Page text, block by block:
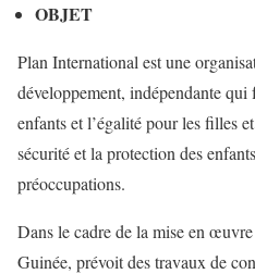
OBJET
Plan International est une
développement, indépendante qui
enfants et l’égalité pour les filles
sécurité et la protection des
préoccupations.
Dans le cadre de la mise en
Guinée, prévoit des travaux de